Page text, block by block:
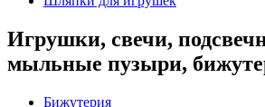
Игрушки, свечи,
мыльные пузыри,
Бижутерия